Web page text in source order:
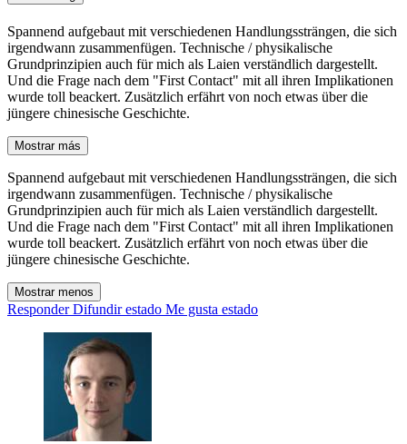
Spannend aufgebaut mit verschiedenen Handlungssträngen, die sich
irgendwann zusammenfügen. Technische / physikalische
Grundprinzipien auch für mich als Laien verständlich dargestellt.
Und die Frage nach dem "First Contact" mit all ihren Implikationen
wurde toll beackert. Zusätzlich erfährt von noch etwas über die
jüngere chinesische Geschichte.
Mostrar más
Spannend aufgebaut mit verschiedenen Handlungssträngen, die sich
irgendwann zusammenfügen. Technische / physikalische
Grundprinzipien auch für mich als Laien verständlich dargestellt.
Und die Frage nach dem "First Contact" mit all ihren Implikationen
wurde toll beackert. Zusätzlich erfährt von noch etwas über die
jüngere chinesische Geschichte.
Mostrar menos
Responder Difundir estado Me gusta estado